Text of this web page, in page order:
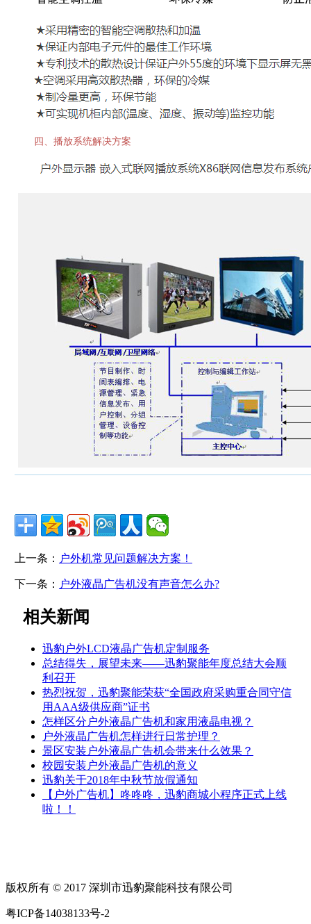
四、播放系统解决方案
上一条： 户外机常见问题解决方案！
下一条： 户外液晶广告机没有声音怎么办?
相关新闻
迅豹户外LCD液晶广告机定制服务
总结得失，展望未来——迅豹聚能年度总结大会顺
利召开
热烈祝贺，迅豹聚能荣获“全国政府采购重合同守信
用AAA级供应商”证书
怎样区分户外液晶广告机和家用液晶电视？
户外液晶广告机怎样进行日常护理？
景区安装户外液晶广告机会带来什么效果？
校园安装户外液晶广告机的意义
迅豹关于2018年中秋节放假通知
【户外广告机】咚咚咚，迅豹商城小程序正式上线
啦！！
版权所有 © 2017 深圳市迅豹聚能科技有限公司
粤ICP备14038133号-2